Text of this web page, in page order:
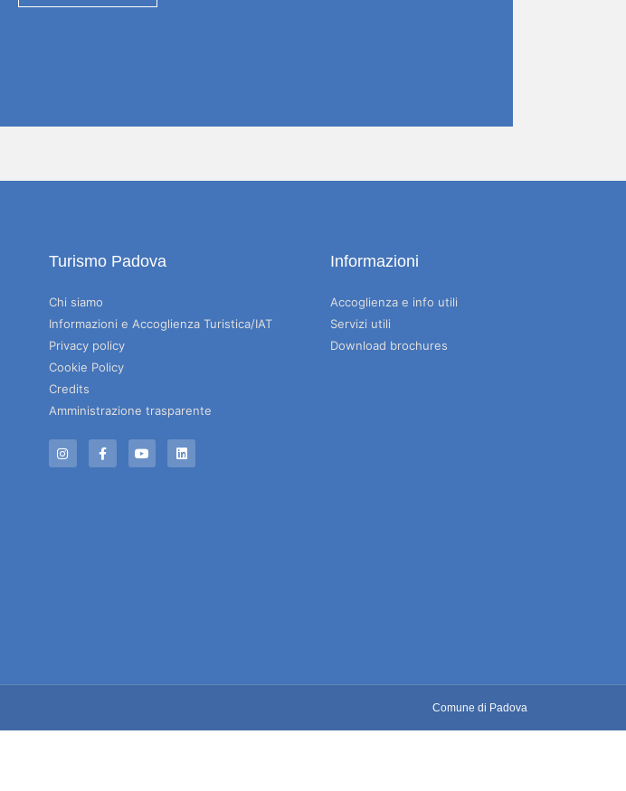
Turismo Padova
Chi siamo
Informazioni e Accoglienza Turistica/IAT
Privacy policy
Cookie Policy
Credits
Amministrazione trasparente
Informazioni
Accoglienza e info utili
Servizi utili
Download brochures
Comune di Padova